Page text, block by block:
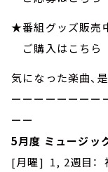
★番組グッズ販売
ご購入はこち
気になった楽曲、
ーーーーーーーー
ーー
5月度 ミュージッ
[月曜] 1, 2週目：